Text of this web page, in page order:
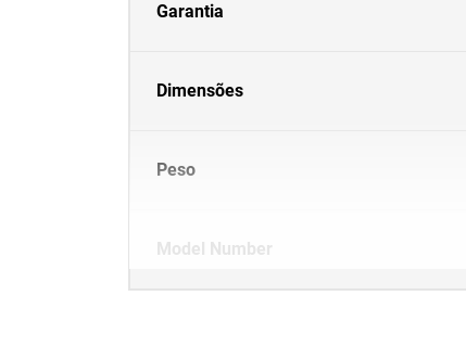
Garantia
Dimensões
Peso
Model Number